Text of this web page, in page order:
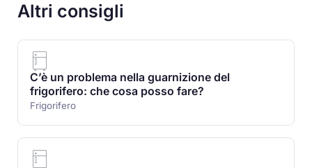
Altri consigli
C’è un problema nella guarnizione del
frigorifero: che cosa posso fare?
Frigorifero